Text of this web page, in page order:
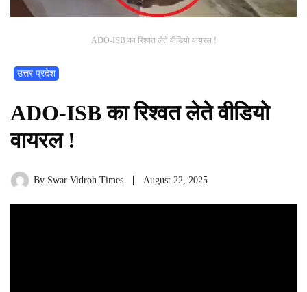
ADO-ISB का रिश्वत लेते वीडियो वायरल !
उत्तर प्रदेश
ADO-ISB का रिश्वत लेते वीडियो
वायरल !
By Swar Vidroh Times August 22, 2025